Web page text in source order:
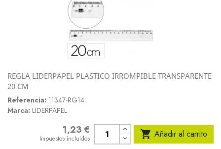
REGLA LIDERPAPEL PLASTICO IRROMPIBLE TRANSPARENTE
20 CM
Referencia: 11347-RG14
Marca: LIDERPAPEL
1,23 €
Impuestos incluidos  Añadir al carrito